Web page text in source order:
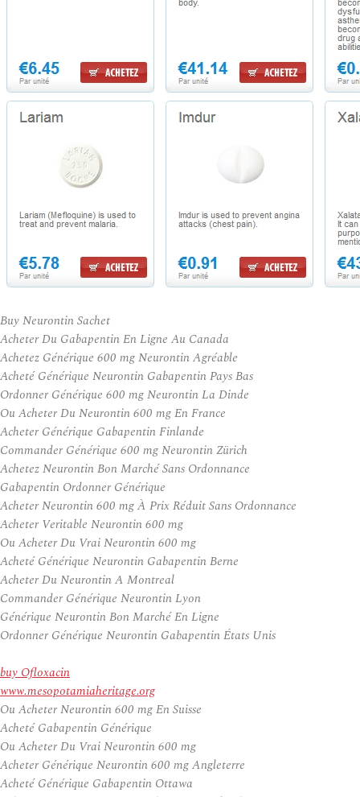
Buy Neurontin Sachet
Acheter Du Gabapentin En Ligne Au Canada
Achetez Générique 600 mg Neurontin Agréable
Acheté Générique Neurontin Gabapentin Pays Bas
Ordonner Générique 600 mg Neurontin La Dinde
Ou Acheter Du Neurontin 600 mg En France
Acheter Générique Gabapentin Finlande
Commander Générique 600 mg Neurontin Zürich
Achetez Neurontin Bon Marché Sans Ordonnance
Gabapentin Ordonner Générique
Acheter Neurontin 600 mg À Prix Réduit Sans Ordonnance
Acheter Veritable Neurontin 600 mg
Ou Acheter Du Vrai Neurontin 600 mg
Acheté Générique Neurontin Gabapentin Berne
Acheter Du Neurontin A Montreal
Commander Générique Neurontin Lyon
Générique Neurontin Bon Marché En Ligne
Ordonner Générique Neurontin Gabapentin États Unis
buy Ofloxacin
www.mesopotamiaheritage.org
Ou Acheter Neurontin 600 mg En Suisse
Acheté Gabapentin Générique
Ou Acheter Du Vrai Neurontin 600 mg
Acheter Générique Neurontin 600 mg Angleterre
Acheté Générique Gabapentin Ottawa